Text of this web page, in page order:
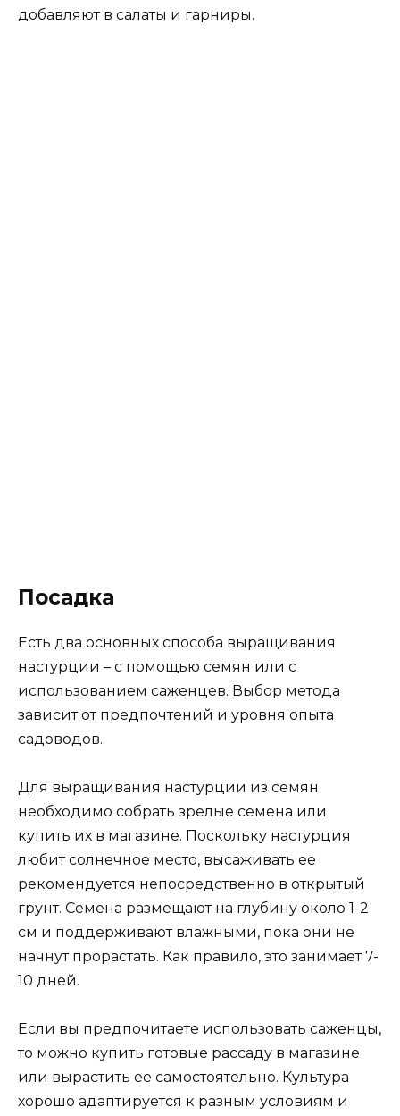
добавляют в салаты и гарниры.
Посадка
Есть два основных способа выращивания
настурции – с помощью семян или с
использованием саженцев. Выбор метода
зависит от предпочтений и уровня опыта
садоводов.
Для выращивания настурции из семян
необходимо собрать зрелые семена или
купить их в магазине. Поскольку настурция
любит солнечное место, высаживать ее
рекомендуется непосредственно в открытый
грунт. Семена размещают на глубину около 1-2
см и поддерживают влажными, пока они не
начнут прорастать. Как правило, это занимает 7-
10 дней.
Если вы предпочитаете использовать саженцы,
то можно купить готовые рассаду в магазине
или вырастить ее самостоятельно. Культура
хорошо адаптируется к разным условиям и